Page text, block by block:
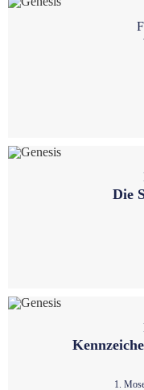
Die
1.